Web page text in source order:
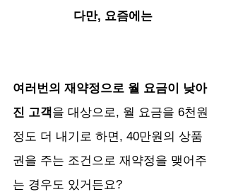
다만, 요즘에는
여러번의 재약정으로 월 요금이 낮아
진 고객을 대상으로, 월 요금을 6천원
정도 더 내기로 하면, 40만원의 상품
권을 주는 조건으로 재약정을 맺어주
는 경우도 있거든요?